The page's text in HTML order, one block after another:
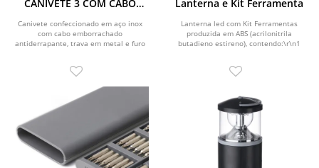
CANIVETE 3 COM CABO
EM COURO
Canivete confeccionado em aço inox
com cabo emborrachado
antiderrapante, trava em metal e furo
Lanterna e Kit Ferramenta
Lanterna led com Kit Ferramentas
produzida em ABS (acrilonitrila
butadieno estireno), contendo:\r\n1